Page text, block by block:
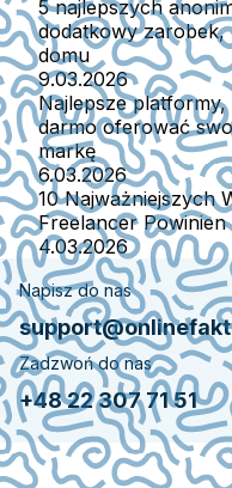
5 najlepszych
dodatkowy
domu
9.03.2026
Najlepsze
darmo oferować
markę
6.03.2026
10 Najważniejszych
Freelancer Powinien
4.03.2026
Napisz do nas
Zadzwoń do nas
+48 22 307 71 51